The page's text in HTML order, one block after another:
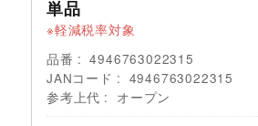
単品
軽減税率対象
品番
4946763022315
JANコード
4946763022315
参考上代
オープン